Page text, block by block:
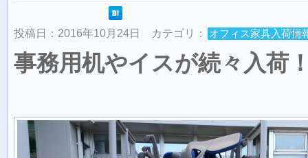
投稿日：2016年10月24日 カテゴリ： オフィス家具入荷情
事務用机やイスが続々入荷